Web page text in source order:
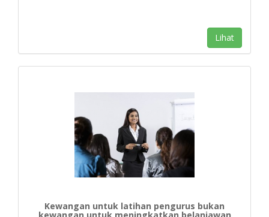
Lihat
Kewangan untuk latihan pengurus bukan